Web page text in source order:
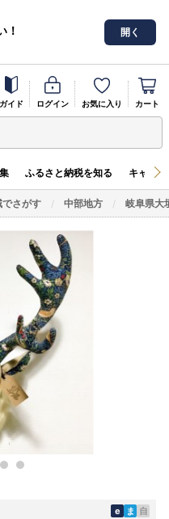
！
開く
ガイド ログイン お気に入り カート
ふるさと納税を知る キャン
でさがす 中部地方 岐阜県大
e ま 自